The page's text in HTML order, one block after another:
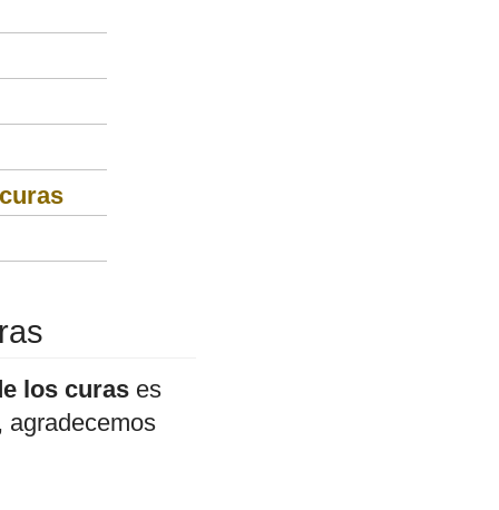
los curas es
agradecemos